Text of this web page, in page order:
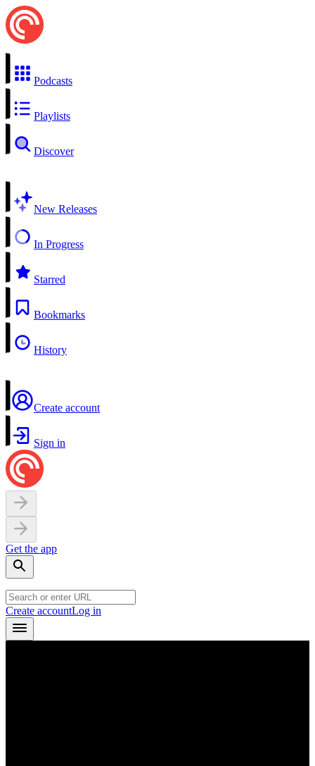
Podcasts
Playlists
Discover
New Releases
In Progress
Starred
Bookmarks
History
Create account
Sign in
Get the app
Create accountLog in